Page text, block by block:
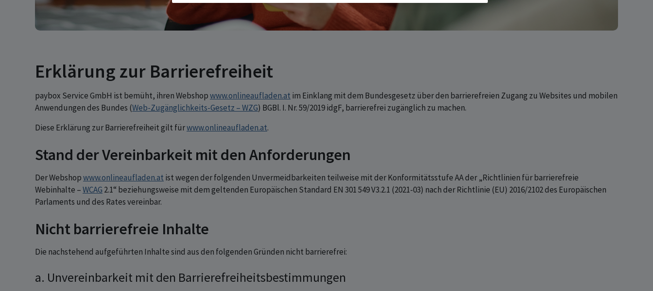
Erklärung zur Barrierefreiheit
paybox Service GmbH ist bemüht, ihren Webshopwww.onlineaufladen.at im Einklang mit dem Bundesgesetz über den barrierefreien Zugang zu Websites und mobilen
Anwendungen des Bundes (Web-Zugänglichkeits-Gesetz – WZG) BGBl. I. Nr. 59/2019 idgF, barrierefrei zugänglich zu machen.
Diese Erklärung zur Barrierefreiheit gilt fürwww.onlineaufladen.at.
Stand der Vereinbarkeit mit den Anforderungen
Der Webshopwww.onlineaufladen.at ist wegen der folgenden Unvermeidbarkeiten teilweise mit der Konformitätsstufe AA der „Richtlinien für barrierefreie
Webinhalte –WCAG 2.1“ beziehungsweise mit dem geltenden Europäischen Standard EN 301 549 V3.2.1 (2021-03) nach der Richtlinie (EU) 2016/2102 des Europäischen
Parlaments und des Rates vereinbar.
Nicht barrierefreie Inhalte
Die nachstehend aufgeführten Inhalte sind aus den folgenden Gründen nicht barrierefrei:
a. Unvereinbarkeit mit den Barrierefreiheitsbestimmungen